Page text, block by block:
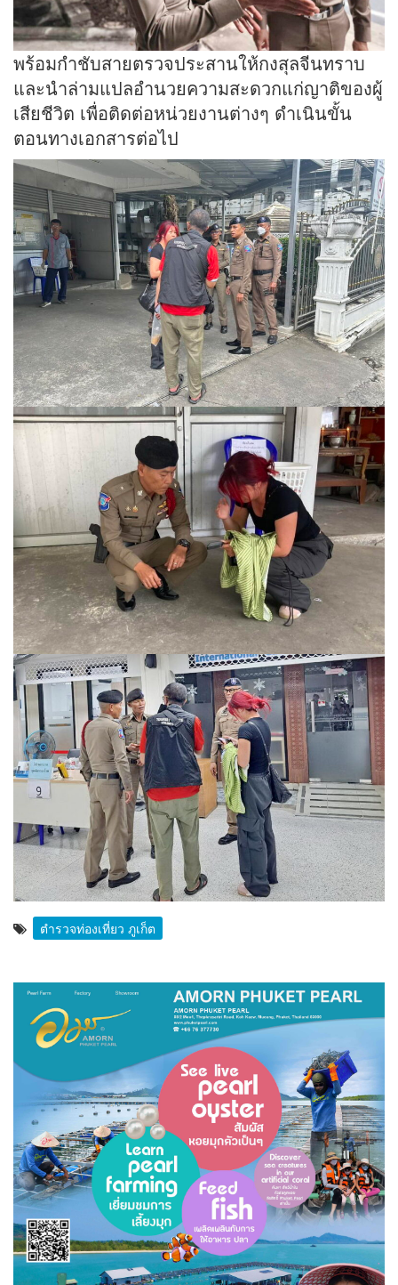
พร้อมกำชับสายตรวจประสานให้กงสุลจีนทราบ
และนำล่ามแปลอำนวยความสะดวกแก่ญาติของผู้
เสียชีวิต เพื่อติดต่อหน่วยงานต่างๆ ดำเนินขั้น
ตอนทางเอกสารต่อไป
ตำรวจท่องเที่ยว ภูเก็ต